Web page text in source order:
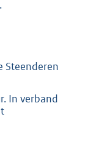
Steenderen
In verband